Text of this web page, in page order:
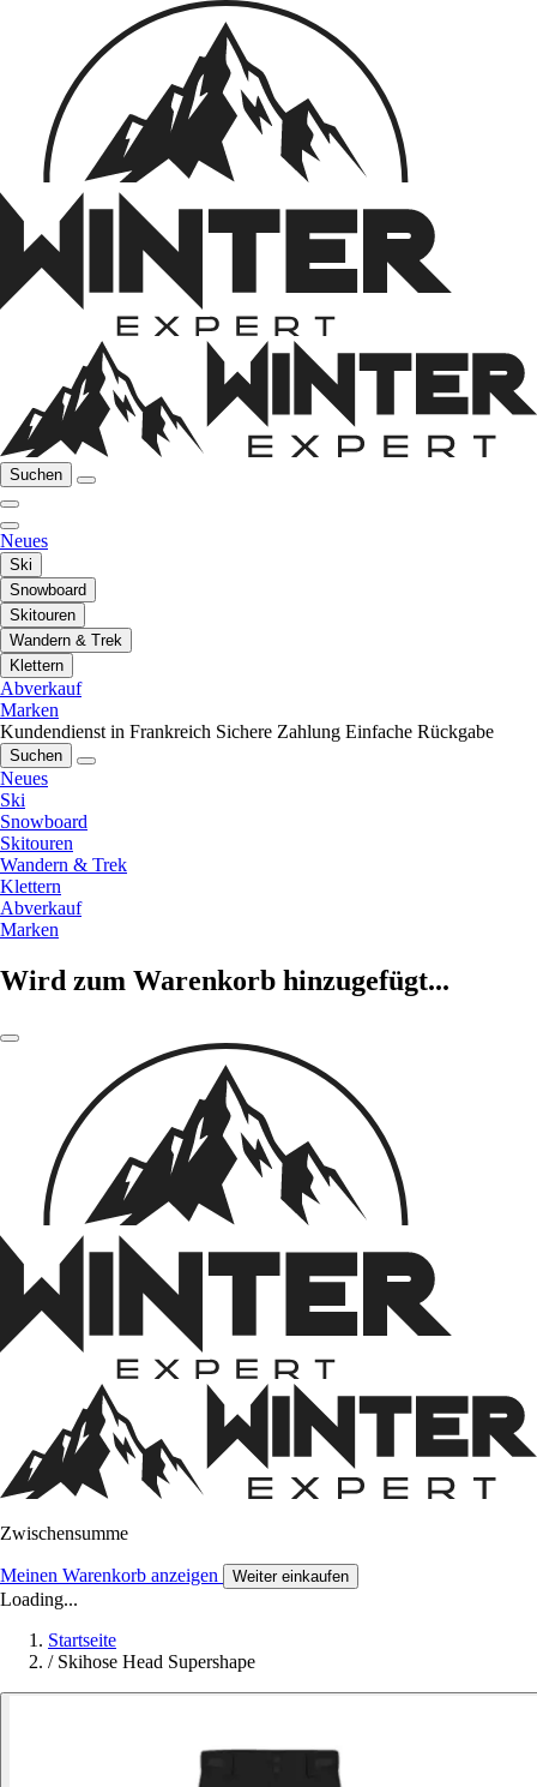
Suchen
Neues
Ski
Snowboard
Skitouren
Wandern & Trek
Klettern
Abverkauf
Marken
Kundendienst in Frankreich Sichere Zahlung Einfache Rückgabe
Suchen
Neues
Ski
Snowboard
Skitouren
Wandern & Trek
Klettern
Abverkauf
Marken
Wird zum Warenkorb hinzugefügt...
Zwischensumme
Meinen Warenkorb anzeigen Weiter einkaufen
Loading...
Startseite
/ Skihose Head Supershape